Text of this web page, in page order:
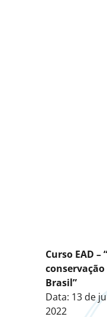
Curso EAD –
Brasil”
Data: 13 de
2022